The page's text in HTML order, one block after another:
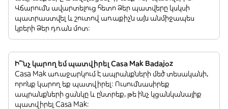
Վճարումն ավարտելուց հետո Ձեր պատվերը կսկսի
պատրաստվել և շուտով առաքիչն այն անմիջապես
կբերի Ձեր դռան մոտ:
Ի՞նչ կարող եմ պատվիրել Casa Mak Badajoz
Casa Mak առաջարկում է ապրանքների մեծ տեսականի,
որոնք կարող եք պատվիրել: Ուսումնասիրեք
ապրանքների ցանկը և ընտրեք, թե ինչ կցանկանայիք
պատվիրել Casa Mak: